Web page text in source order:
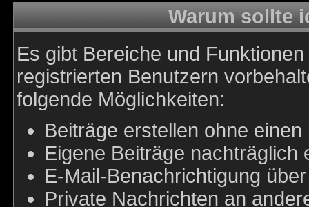
Warum sollte
Es gibt Bereiche und
registrierten Benutzern
folgende Möglichkeiten:
Beiträge erstellen ohne
Eigene Beiträge nachträglich
E-Mail-Benachrichtigung
Private Nachrichten an